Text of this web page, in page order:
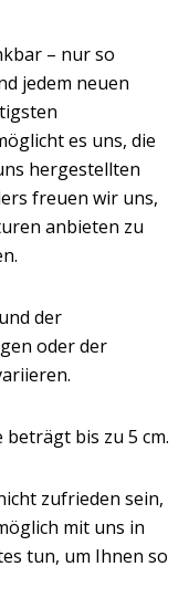
– nur so
jedem neuen
es uns, die
hergestellten
freuen wir uns,
anbieten zu
der
oder der
bis zu 5 cm.
zufrieden sein,
mit uns in
tun, um Ihnen so